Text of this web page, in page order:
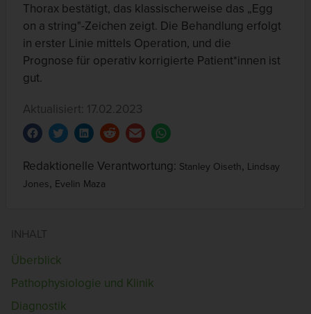
Thorax bestätigt, das klassischerweise das „Egg
on a string"-Zeichen zeigt. Die Behandlung erfolgt
in erster Linie mittels Operation, und die
Prognose für operativ korrigierte Patient*innen ist
gut.
Aktualisiert: 17.02.2023
Redaktionelle Verantwortung: Stanley Oiseth, Lindsay
Jones, Evelin Maza
INHALT
Überblick
Pathophysiologie und Klinik
Diagnostik